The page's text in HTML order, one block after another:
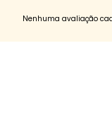
Nenhuma avaliação